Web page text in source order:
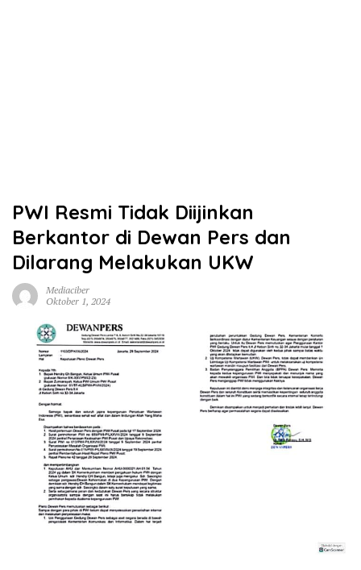
PWI Resmi Tidak Diijinkan
Berkantor di Dewan Pers dan
Dilarang Melakukan UKW
Mediaciber
Oktober 1, 2024